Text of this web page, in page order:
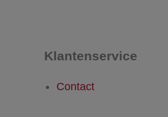
Klantenservice
Contact